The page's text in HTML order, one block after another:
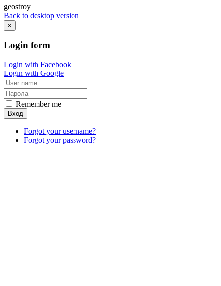
geostroy
Back to desktop version
×
Login form
Login with Facebook
Login with Google
Remember me
Вход
Forgot your username?
Forgot your password?